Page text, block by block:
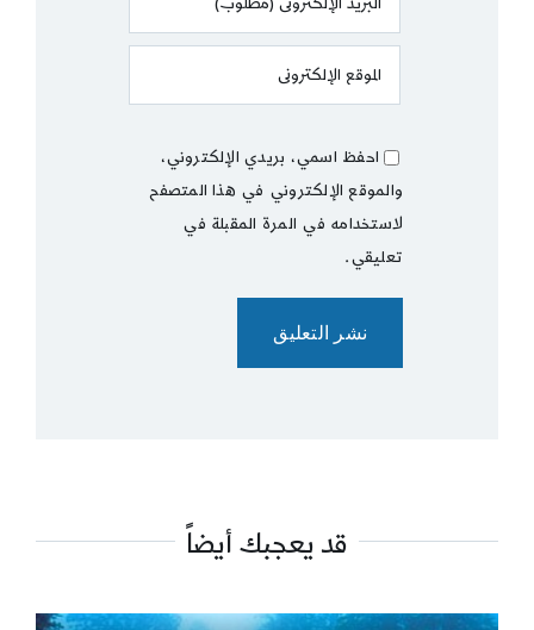
احفظ اسمي، بريدي الإلكتروني،
والموقع الإلكتروني في هذا المتصفح
لاستخدامه في المرة المقبلة في
تعليقي.
قد يعجبك أيضاً